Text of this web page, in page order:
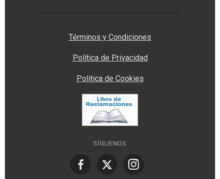
Términos y Condiciones
Política de Privacidad
Politica de Cookies
SÍGUENOS